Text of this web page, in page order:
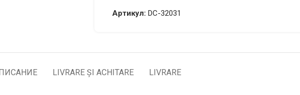
Артикул: DС-32031
LIVRARE ȘI ACHITARE LIVRARE